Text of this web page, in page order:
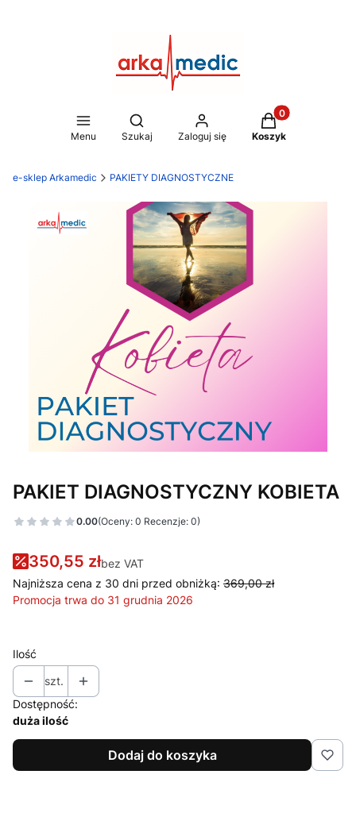
Menu
Otwórz wyszukiwarkę
Szukaj Zaloguj się
Produkty w
Koszyk
e-sklep Arkamedic PAKIETY DIAGNOSTYCZNE
PAKIET DIAGNOSTYCZNY KOBIETA
0.00(Oceny: 0 Recenzje: 0)
350,55 złbez VAT
Najniższa cena z 30 dni przed obniżką: 369,00 zł
Promocja trwa do 31 grudnia 2026
Ilość
szt.
Dostępność:
duża ilość
Dodaj do koszyka